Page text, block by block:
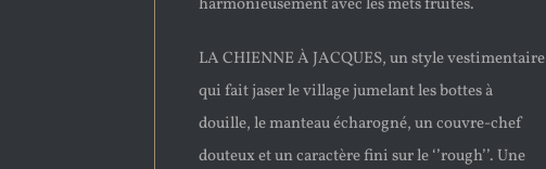
harmonieusement avec les mets fruités.
LA CHIENNE À JACQUES, un style vestimentaire
qui fait jaser le village jumelant les bottes à
douille, le manteau écharogné, un couvre-chef
douteux et un caractère fini sur le ‘’rough’’. Une